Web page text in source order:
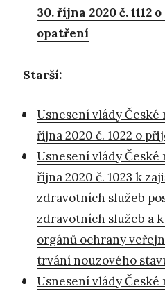
30. října 2020 č.
opatření
Starší:
Usnesení vlády České
října 2020 č. 1022 o
Usnesení vlády České
října 2020 č. 1023 k
zdravotních služeb
zdravotních služeb a
orgánů ochrany
trvání nouzového
Usnesení vlády České